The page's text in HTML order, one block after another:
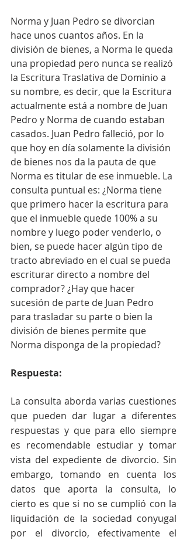
Norma y Juan Pedro se divorcian
hace unos cuantos años. En la
división de bienes, a Norma le queda
una propiedad pero nunca se realizó
la Escritura Traslativa de Dominio a
su nombre, es decir, que la Escritura
actualmente está a nombre de Juan
Pedro y Norma de cuando estaban
casados. Juan Pedro falleció, por lo
que hoy en día solamente la división
de bienes nos da la pauta de que
Norma es titular de ese inmueble. La
consulta puntual es: ¿Norma tiene
que primero hacer la escritura para
que el inmueble quede 100% a su
nombre y luego poder venderlo, o
bien, se puede hacer algún tipo de
tracto abreviado en el cual se pueda
escriturar directo a nombre del
comprador? ¿Hay que hacer
sucesión de parte de Juan Pedro
para trasladar su parte o bien la
división de bienes permite que
Norma disponga de la propiedad?
Respuesta:
La consulta aborda varias cuestiones
que pueden dar lugar a diferentes
respuestas y que para ello siempre
es recomendable estudiar y tomar
vista del expediente de divorcio. Sin
embargo, tomando en cuenta los
datos que aporta la consulta, lo
cierto es que si no se cumplió con la
liquidación de la sociedad conyugal
por el divorcio, efectivamente el